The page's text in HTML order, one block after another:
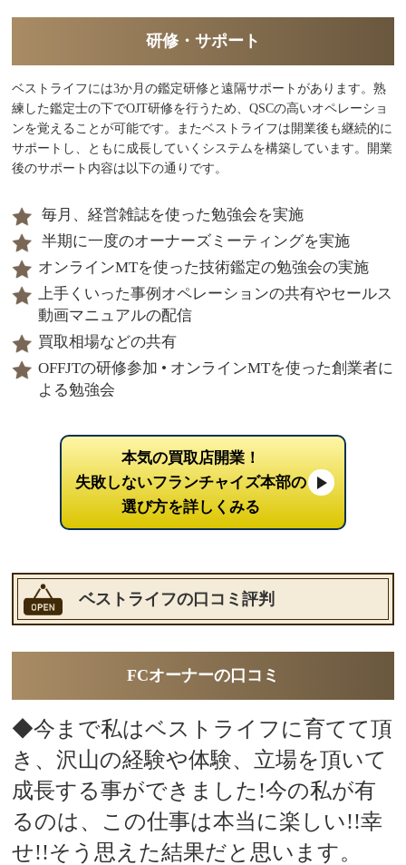
研修・サポート
ベストライフには3か月の鑑定研修と遠隔サポートがあります。熟
練した鑑定士の下でOJT研修を行うため、QSCの高いオペレーショ
ンを覚えることが可能です。またベストライフは開業後も継続的に
サポートし、ともに成長していくシステムを構築しています。開業
後のサポート内容は以下の通りです。
毎月、経営雑誌を使った勉強会を実施
半期に一度のオーナーズミーティングを実施
オンラインMTを使った技術鑑定の勉強会の実施
上手くいった事例オペレーションの共有やセールス
動画マニュアルの配信
買取相場などの共有
OFFJTの研修参加 • オンラインMTを使った創業者に
よる勉強会
本気の買取店開業！
失敗しないフランチャイズ本部の
選び方を詳しくみる
ベストライフの口コミ評判
FCオーナーの口コミ
◆今まで私はベストライフに育てて頂
き、沢山の経験や体験、立場を頂いて
成長する事ができました!今の私が有
るのは、この仕事は本当に楽しい!!幸
せ!!そう思えた結果だと思います。